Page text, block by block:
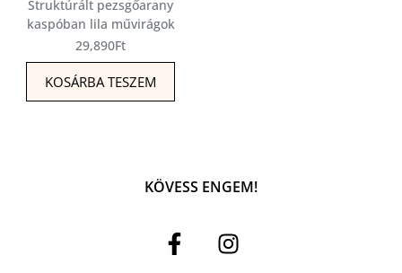
Struktúrált pezsgőarany
kaspóban lila művirágok
29,890Ft
KOSÁRBA TESZEM
KÖVESS ENGEM!